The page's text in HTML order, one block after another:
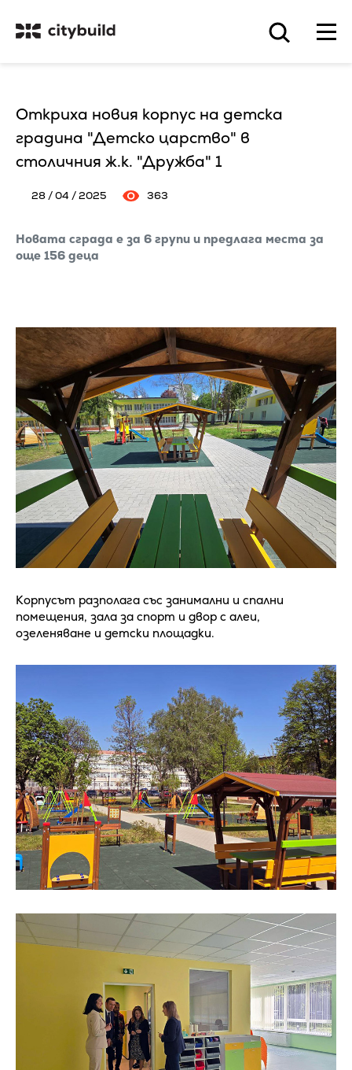
Откриха новия корпус на детска
градина "Детско царство" в
столичния ж.к. "Дружба" 1
28 / 04 / 2025 363
Новата сграда е за 6 групи и предлага места за
още 156 деца
Корпусът разполага със занимални и спални
помещения, зала за спорт и двор с алеи,
озеленяване и детски площадки.